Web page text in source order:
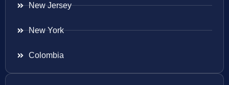
New Jersey
New York
Colombia